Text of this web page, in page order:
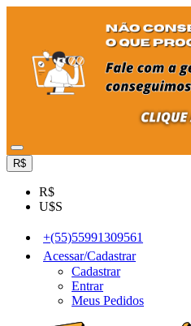
R$
R$
U$S
+(55)55991309561
Acessar/Cadastrar
Cadastrar
Entrar
Meus Pedidos